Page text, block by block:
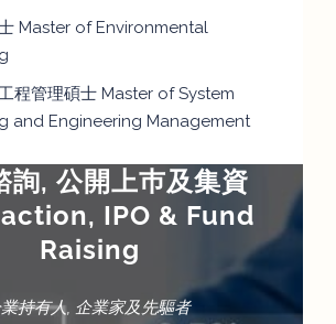
Master of Environmental
程管理碩士 Master of System
and Engineering Management
詢, 公開上巿及集資
IPO & Fund
Raising
持有人, 企業家及先驅者